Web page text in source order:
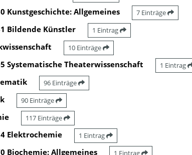
Kunstgeschichte: Allgemeines 7 Einträge
Bildende Künstler 1 Eintrag
10 Einträge
Systematische Theaterwissenschaft 1 Eintrag
96 Einträge
90 Einträge
117 Einträge
Elektrochemie 1 Eintrag
Biochemie: Allgemeines 1 Eintrag